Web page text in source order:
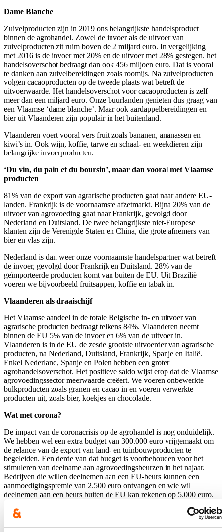
Dame Blanche
Zuivelproducten zijn in 2019 ons belangrijkste handelsproduct
binnen de agrohandel. Zowel de invoer als de uitvoer van
zuivelproducten zit ruim boven de 2 miljard euro. In vergelijking
met 2016 is de invoer met 20% en de uitvoer met 28% gestegen. het
handelsoverschot bedraagt dan ook 456 miljoen euro. Dat is vooral
te danken aan zuivelbereidingen zoals roomijs. Na zuivelproducten
volgen cacaoproducten op de tweede plaats wat betreft de
uitvoerwaarde. Het handelsoverschot voor cacaoproducten is zelf
meer dan een miljard euro. Onze buurlanden genieten dus graag van
een Vlaamse ‘dame blanche’. Maar ook aardappelbereidingen en
bier uit Vlaanderen zijn populair in het buitenland.
Vlaanderen voert vooral vers fruit zoals bananen, ananassen en
kiwi’s in. Ook wijn, koffie, tarwe en schaal- en weekdieren zijn
belangrijke invoerproducten.
‘Du vin, du pain et du boursin’, maar dan vooral met Vlaamse
producten
81% van de export van agrarische producten gaat naar andere EU-
landen. Frankrijk is de voornaamste afzetmarkt. Bijna 20% van de
uitvoer van agrovoeding gaat naar Frankrijk, gevolgd door
Nederland en Duitsland. De twee belangrijkste niet-Europese
klanten zijn de Verenigde Staten en China, die grote afnemers van
bier en vlas zijn.
Nederland is dan weer onze voornaamste handelspartner wat betreft
de invoer, gevolgd door Frankrijk en Duitsland. 28% van de
geïmporteerde producten komt van buiten de EU. Uit Brazilië
voeren we bijvoorbeeld fruitsappen, koffie en tabak in.
Vlaanderen als draaischijf
Het Vlaamse aandeel in de totale Belgische in- en uitvoer van
agrarische producten bedraagt telkens 84%. Vlaanderen neemt
binnen de EU 5% van de invoer en 6% van de uitvoer in.
Vlaanderen is in de EU de zesde grootste uitvoerder van agrarische
producten, na Nederland, Duitsland, Frankrijk, Spanje en Italië.
Enkel Nederland, Spanje en Polen hebben een groter
agrohandelsoverschot. Het positieve saldo wijst erop dat de Vlaamse
agrovoedingssector meerwaarde creëert. We voeren onbewerkte
bulkproducten zoals granen en cacao in en voeren verwerkte
producten uit, zoals bier, koekjes en chocolade.
Wat met corona?
De impact van de coronacrisis op de agrohandel is nog onduidelijk.
We hebben wel een extra budget van 300.000 euro vrijgemaakt om
de relance van de export van land- en tuinbouwproducten te
begeleiden. Een derde van dat budget is voorbehouden voor het
stimuleren van deelname aan agrovoedingsbeurzen in het najaar.
Bedrijven die willen deelnemen aan een EU-beurs kunnen een
aanmoedigingspremie van 2.500 euro ontvangen en wie wil
deelnemen aan een beurs buiten de EU kan rekenen op 5.000 euro.
Daarnaast komt er een Export Incubator waarbij VLAM bedrijven
wil stimuleren om producten op nieuwe markten te brengen of